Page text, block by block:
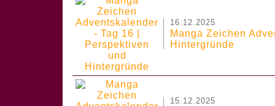
16.12.2025
Manga Zeichen
Hintergründe
15.12.2025